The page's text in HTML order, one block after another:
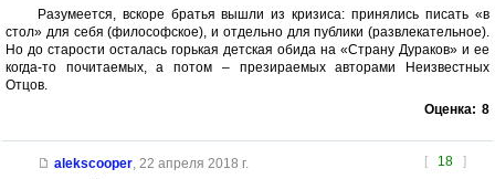
Разумеется, вскоре братья вышли из кризиса: принялись писать «в
стол» для себя (философское), и отдельно для публики (развлекательное).
Но до старости осталась горькая детская обида на «Страну Дураков» и ее
когда-то почитаемых, а потом – презираемых авторами Неизвестных
Отцов.
Оценка: 8
[ 18 ]
alekscooper, 22 апреля 2018 г.